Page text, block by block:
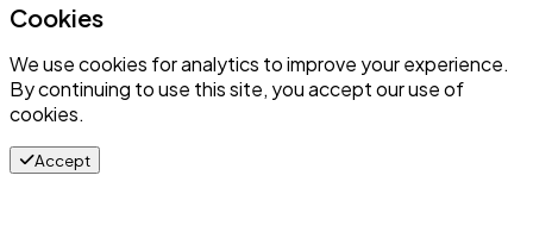
Cookies
We use cookies for analytics to improve your experience.
By continuing to use this site, you accept our use of
cookies.
Accept